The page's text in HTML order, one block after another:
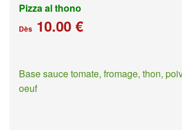
Pizza al thono
Dès 10.00 €
Base sauce tomate, fromage, thon,
oeuf